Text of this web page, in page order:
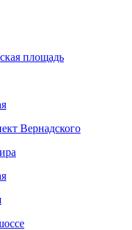
площадь
Вернадского